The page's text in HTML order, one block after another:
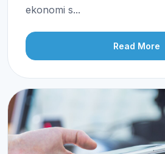
ekonomi s...
Read More